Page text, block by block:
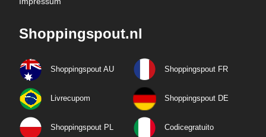
Shoppingspout.nl
Shoppingspout AU Shoppingspout FR
Livrecupom Shoppingspout DE
Shoppingspout PL Codicegratuito